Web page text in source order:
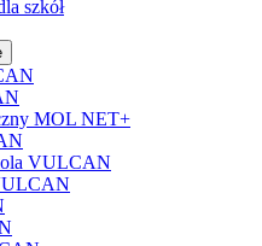
szkół
MOL NET+
VULCAN